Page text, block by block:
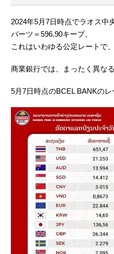
2024年5月7日時点でラオス中
バーツ＝596.90キープ。
これはいわゆる公定レートで
商業銀行では、まったく異な
5月7日時点のBCEL BANKのレ